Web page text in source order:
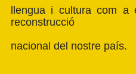
llengua i cultura com
reconstrucció
nacional del nostre país.